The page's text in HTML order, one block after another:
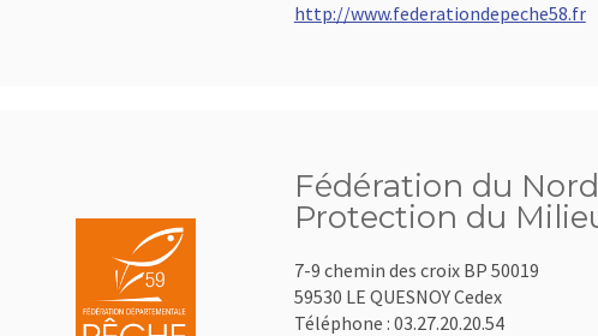
http://www.federationdepeche58.fr
Fédération du
Protection du
7-9 chemin des croix BP 50019
59530 LE QUESNOY Cedex
Téléphone : 03.27.20.20.54